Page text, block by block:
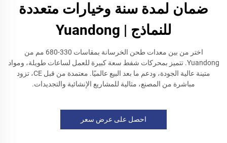
ضمان لمدة سنة وخيارات متعددة
للنماذج | Yuandong
اختر من بين معدات طحن الخرسانة بمقاسات 330-680 مم من
Yuandong. تتميز بمحركات شفط سعة كبيرة للعمل لساعات طويلة، ومواد
متينة عالية الجودة، ودعم ما بعد البيع عالميًا. معتمدة من قبل CE، تزود
مباشرة من المصنع، مثالية للمشاريع الإنشائية والتجديدات.
احصل على عرض سعر